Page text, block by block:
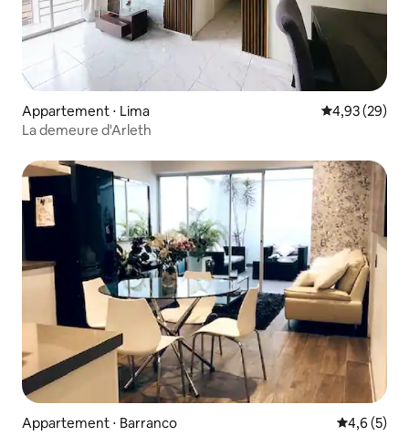
Appartement ⋅ Lima Évaluation
4,93 (29)
La demeure d'Arleth
Appartement ⋅ Barranco Évaluation
4,6 (5)